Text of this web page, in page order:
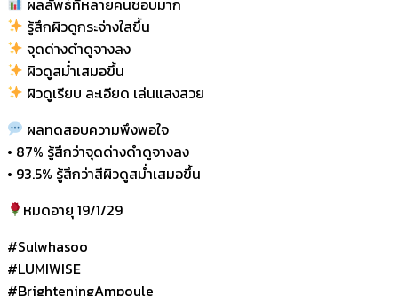
รู้สึกผิวดูกระจ่างใสขึ้น
จุดด่างดำดูจางลง
ผิวดูสม่ำเสมอขึ้น
ผิวดูเรียบ ละเอียด เล่นแสงสวย
ผลทดสอบความพึงพอใจ
• 87% รู้สึกว่าจุดด่างดำดูจางลง
• 93.5% รู้สึกว่าสีผิวดูสม่ำเสมอขึ้น
หมดอายุ 19/1/29
#Sulwhasoo
#LUMIWISE
#BrighteningAmpoule